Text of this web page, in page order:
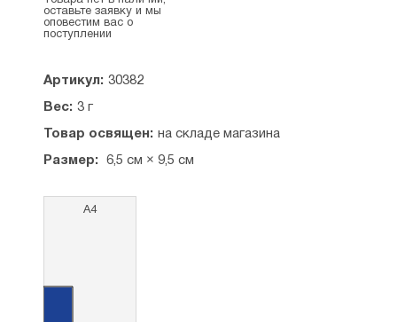
оставьте заявку и мы
оповестим вас о
поступлении
Артикул: 30382
Вес: 3 г
Товар освящен: на складе магазина
Размер: 6,5 см × 9,5 см
А4